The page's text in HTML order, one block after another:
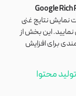
Google
نمایش نتایج غنی
این بخش از
برای افزایش
محتوا